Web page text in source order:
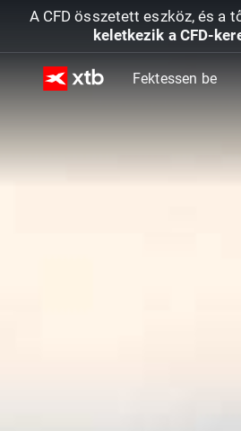
A CFD összetett eszköz, és a
keletkezik a CFD-
Fektessen be